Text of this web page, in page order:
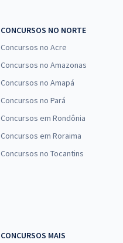
CONCURSOS NO NORTE
Concursos no Acre
Concursos no Amazonas
Concursos no Amapá
Concursos no Pará
Concursos em Rondônia
Concursos em Roraima
Concursos no Tocantins
CONCURSOS MAIS